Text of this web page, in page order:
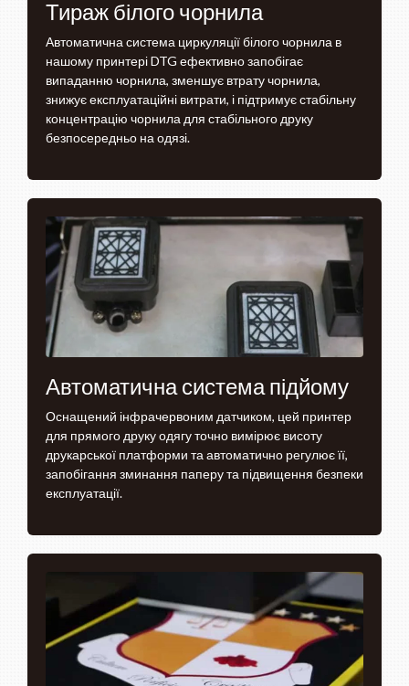
Тираж білого чорнила
Автоматична система циркуляції білого чорнила в
нашому принтері DTG ефективно запобігає
випаданню чорнила, зменшує втрату чорнила,
знижує експлуатаційні витрати, і підтримує стабільну
концентрацію чорнила для стабільного друку
безпосередньо на одязі.
Автоматична система підйому
Оснащений інфрачервоним датчиком, цей принтер
для прямого друку одягу точно вимірює висоту
друкарської платформи та автоматично регулює її,
запобігання зминання паперу та підвищення безпеки
експлуатації.